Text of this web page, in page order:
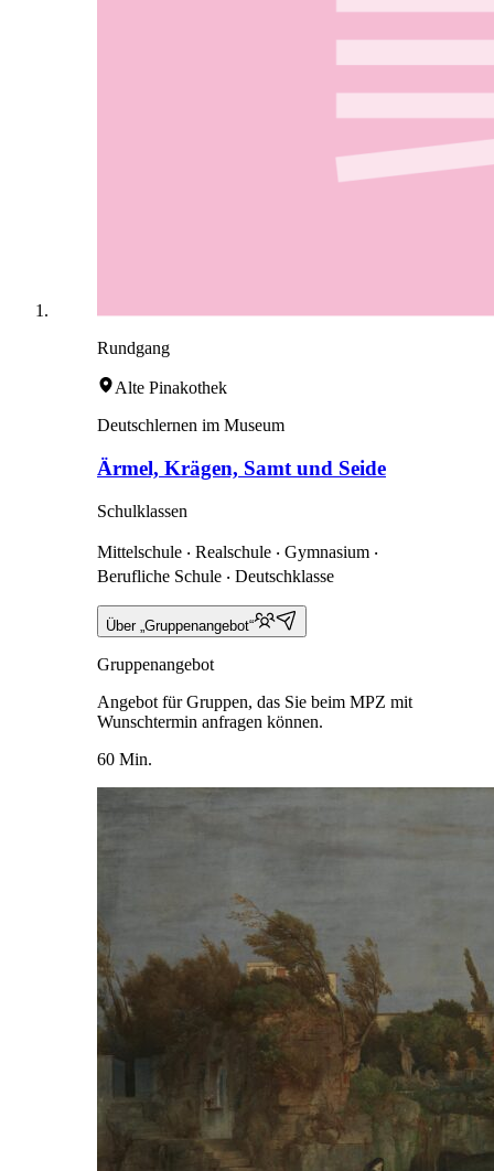
Rundgang
Alte Pinakothek
Deutschlernen im Museum
Ärmel, Krägen, Samt und Seide
Schulklassen
Mittelschule ‧ Realschule ‧ Gymnasium ‧
Berufliche Schule ‧ Deutschklasse
Über „Gruppenangebot“
Gruppenangebot
Angebot für Gruppen, das Sie beim MPZ mit
Wunschtermin anfragen können.
60 Min.